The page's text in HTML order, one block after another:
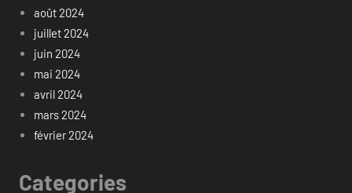
août 2024
juillet 2024
juin 2024
mai 2024
avril 2024
mars 2024
février 2024
Categories